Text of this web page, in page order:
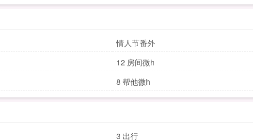
情人节番外
12 房间微h
8 帮他微h
3 出行